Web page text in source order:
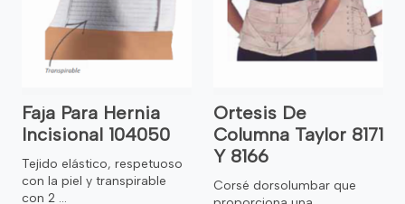
Faja Para Hernia
Incisional 104050
Tejido elástico, respetuoso
con la piel y transpirable
con 2 ...
Ortesis De
Columna Taylor 8171
Y 8166
Corsé dorsolumbar que